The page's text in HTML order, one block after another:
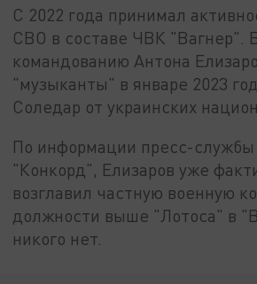
С 2022 года принимал
СВО в составе ЧВК "Вагнер".
командованию Антона
"музыканты" в январе 2023
Соледар от украинских
По информации пресс-
"Конкорд", Елизаров уже
возглавил частную военную
должности выше "Лотоса" в
никого нет.